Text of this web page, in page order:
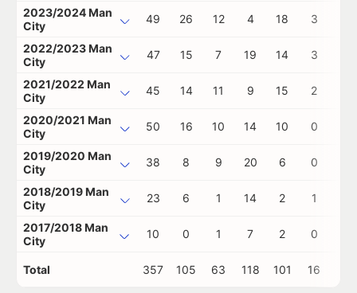
2023/2024 Man
City
49 26 12 4 18 3
2022/2023 Man
City
47 15 7 19 14 3
2021/2022 Man
City
45 14 11 9 15 2
2020/2021 Man
City
50 16 10 14 10 0
2019/2020 Man
City
38 8 9 20 6 0
2018/2019 Man
City
23 6 1 14 2 1
2017/2018 Man
City
10 0 1 7 2 0
Total 357 105 63 118 101 16